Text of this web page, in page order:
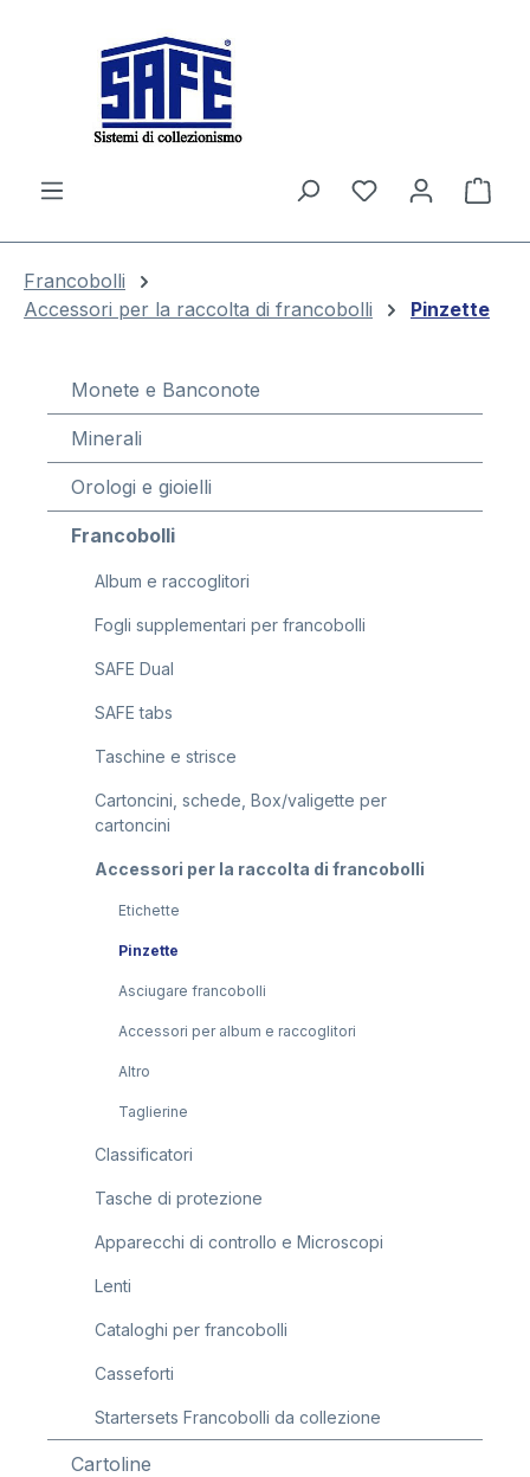
Il
Francobolli
Accessori per la raccolta di francobolli
Pinzette
Monete e Banconote
Minerali
Orologi e gioielli
Francobolli
Album e raccoglitori
Fogli supplementari per francobolli
SAFE Dual
SAFE tabs
Taschine e strisce
Cartoncini, schede, Box/valigette per
cartoncini
Accessori per la raccolta di francobolli
Etichette
Pinzette
Asciugare francobolli
Accessori per album e raccoglitori
Altro
Taglierine
Classificatori
Tasche di protezione
Apparecchi di controllo e Microscopi
Lenti
Cataloghi per francobolli
Casseforti
Startersets Francobolli da collezione
Cartoline